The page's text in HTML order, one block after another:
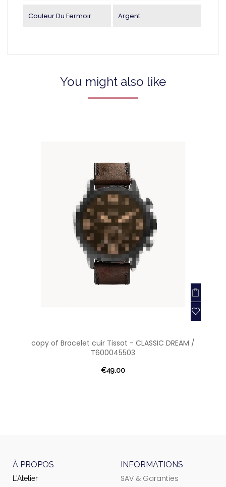
Couleur Du Fermoir Argent
You might also like
copy of Bracelet cuir Tissot - CLASSIC DREAM /
T600045503
€49.00
À PROPOS
L'Atelier
INFORMATIONS
SAV & Garanties